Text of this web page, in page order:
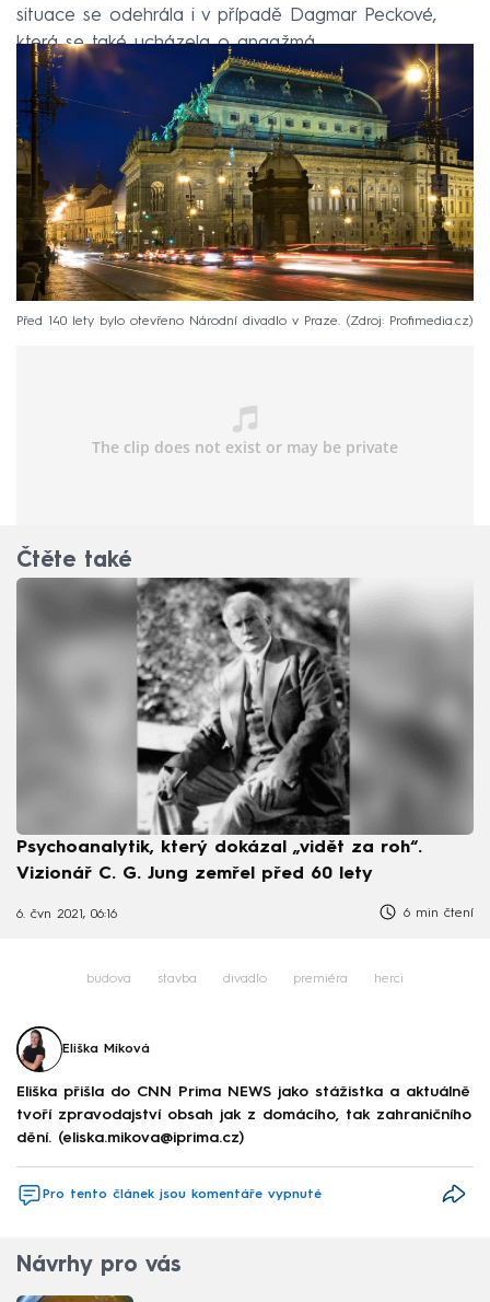
situace se odehrála i v případě Dagmar Peckové,
která se také ucházela o angažmá.
Před 140 lety bylo otevřeno Národní divadlo v Praze. Zdroj: Profimedia.cz
Čtěte také
Psychoanalytik, který dokázal „vidět za roh“.
Vizionář C. G. Jung zemřel před 60 lety
6. čvn 2021, 06:16 6 min čtení
budova stavba divadlo premiéra herci
Eliška Míková
Eliška přišla do CNN Prima NEWS jako stážistka a aktuálně
tvoří zpravodajství obsah jak z domácího, tak zahraničního
dění. (eliska.mikova@iprima.cz)
Pro tento článek jsou komentáře vypnuté
Návrhy pro vás